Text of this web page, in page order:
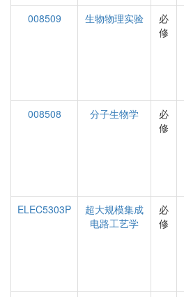
008509
生物物理实验
必
修
008508
分子生物学
必
修
ELEC5303P
超大规模集成
电路工艺学
必
修